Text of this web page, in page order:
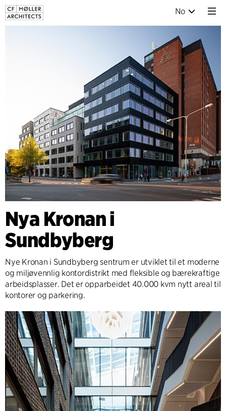
No
Nya Kronan i
Sundbyberg
Nye Kronan i Sundbyberg sentrum er utviklet til et moderne
og miljøvennlig kontordistrikt med fleksible og bærekraftige
arbeidsplasser. Det er opparbeidet 40.000 kvm nytt areal til
kontorer og parkering.